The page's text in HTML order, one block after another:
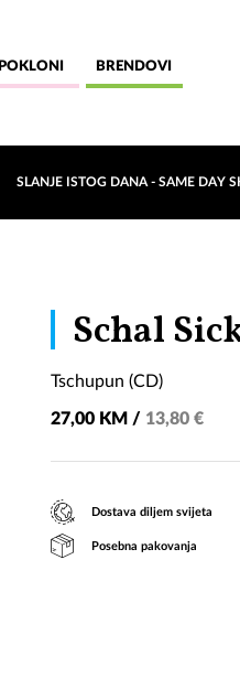
POKLONI BRENDOVI
SLANJE ISTOG DANA - SAME DAY
Schal
Tschupun (CD)
27,00 KM / 13,80 €
Dostava diljem svijeta
Posebna pakovanja